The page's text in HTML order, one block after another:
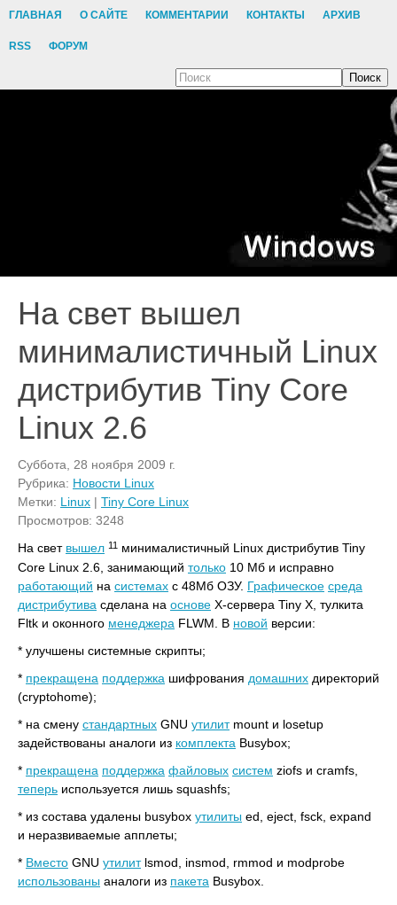
ГЛАВНАЯ О САЙТЕ КОММЕНТАРИИ КОНТАКТЫ АРХИВ
RSS ФОРУМ
Поиск
На свет вышел
минималистичный Linux
дистрибутив Tiny Core
Linux 2.6
Суббота, 28 ноября 2009 г.
Рубрика: Новости Linux
Метки: Linux | Tiny Core Linux
Просмотров: 3248
На свет вышел 11 минималистичный Linux дистрибутив Tiny
Core Linux 2.6, занимающий только 10 Мб и исправно
работающий на системах с 48Мб ОЗУ. Графическое среда
дистрибутива сделана на основе X-сервера Tiny X, тулкита
Fltk и оконного менеджера FLWM. В новой версии:
* улучшены системные скрипты;
* прекращена поддержка шифрования домашних директорий
(cryptohome);
* на смену стандартных GNU утилитmount и losetup
задействованы аналоги из комплекта Busybox;
* прекращена поддержка файловых систем ziofs и cramfs,
теперь используется лишь squashfs;
* из состава удалены busybox утилиты ed, eject, fsck, expand
и неразвиваемые апплеты;
* Вместо GNU утилитlsmod, insmod, rmmod и modprobe
использованы аналоги из пакета Busybox.